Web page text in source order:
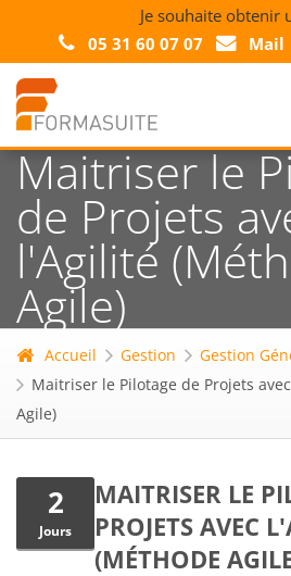
Je souhaite obtenir
05 31 60 07 07
Mail
Maitriser le
de Projets
l'Agilité
Agile)
Accueil Gestion
Gestion
Maitriser le Pilotage de Projets
Agile)
2
Jours
MAITRISER LE
PROJETS AVEC
(MÉTHODE